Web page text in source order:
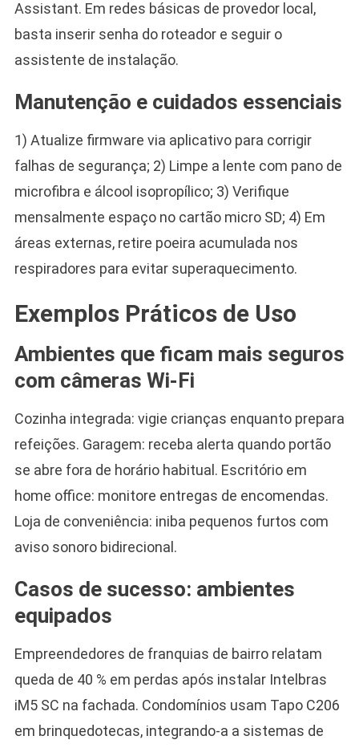
Assistant. Em redes básicas de provedor local,
basta inserir senha do roteador e seguir o
assistente de instalação.
Manutenção e cuidados essenciais
1) Atualize firmware via aplicativo para corrigir
falhas de segurança; 2) Limpe a lente com pano de
microfibra e álcool isopropílico; 3) Verifique
mensalmente espaço no cartão micro SD; 4) Em
áreas externas, retire poeira acumulada nos
respiradores para evitar superaquecimento.
Exemplos Práticos de Uso
Ambientes que ficam mais seguros
com câmeras Wi-Fi
Cozinha integrada: vigie crianças enquanto prepara
refeições. Garagem: receba alerta quando portão
se abre fora de horário habitual. Escritório em
home office: monitore entregas de encomendas.
Loja de conveniência: iniba pequenos furtos com
aviso sonoro bidirecional.
Casos de sucesso: ambientes
equipados
Empreendedores de franquias de bairro relatam
queda de 40 % em perdas após instalar Intelbras
iM5 SC na fachada. Condomínios usam Tapo C206
em brinquedotecas, integrando-a a sistemas de